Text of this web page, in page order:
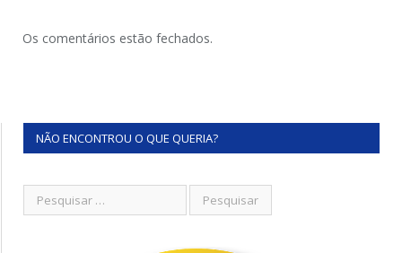
Os comentários estão fechados.
NÃO ENCONTROU O QUE QUERIA?